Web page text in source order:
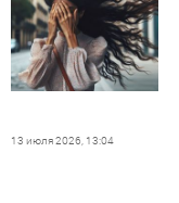
13 июля 2026, 13:04